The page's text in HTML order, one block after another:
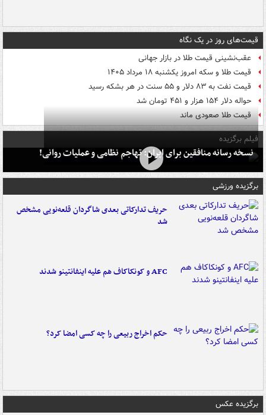
قیمت‌های روز در یک نگاه
عقب‌نشینی قیمت طلا در بازار جهانی
قیمت طلا و سکه امروز یکشنبه ۱۸ مرداد ۱۴۰۵
قیمت نفت به ۸۳ دلار و ۵۵ سنت در هر بشکه رسید
حواله دلار ۱۵۴ هزار و ۴۵۱ تومان شد
قیمت طلا صعودی ماند
فیلم برگزیده
نسخه رسانه منافقین برای ایران: تهاجم نظامی و عملیات روانی!
برگزیده ورزشی
حریف تدارکاتی بعدی شاگردان قلعه‌نویی مشخص
شد
AFC و کونکاکاف هم علیه اینفانتینو شدند
حکم اخراج ربیعی را چه کسی امضا کرد؟
برگزیده عکس